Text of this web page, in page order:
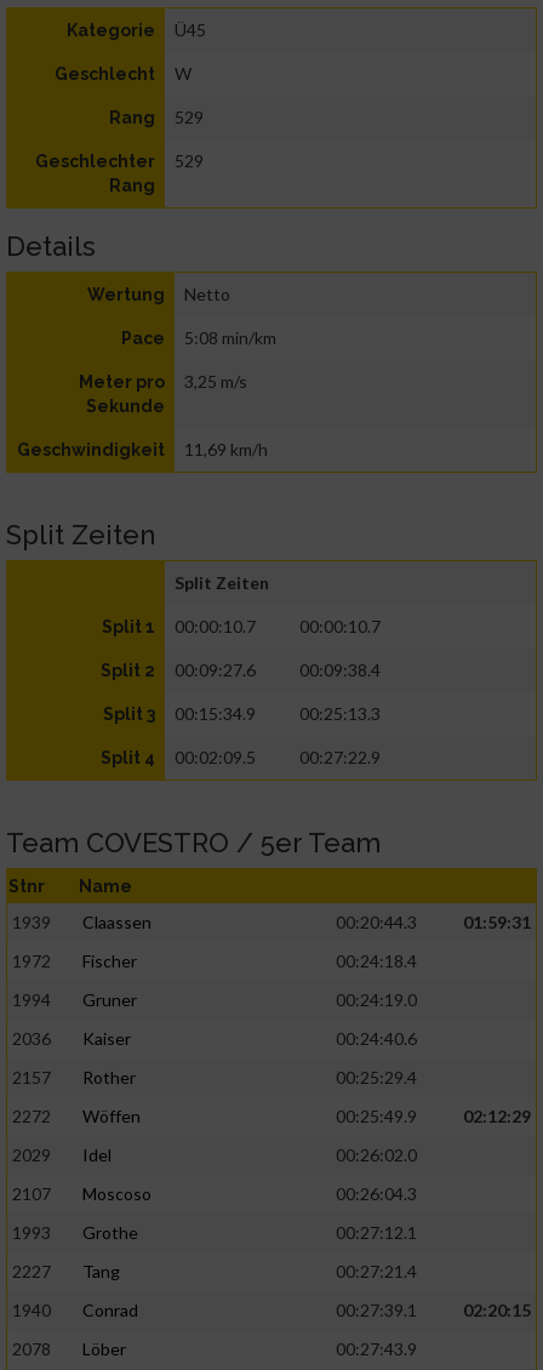
Kategorie Ü45
Geschlecht W
Rang 529
Geschlechter
Rang
529
Details
Wertung Netto
Pace 5:08 min/km
Meter pro
Sekunde
3,25 m/s
Geschwindigkeit 11,69 km/h
Split Zeiten
Split Zeiten
Split 1 00:00:10.7 00:00:10.7
Split 2 00:09:27.6 00:09:38.4
Split 3 00:15:34.9 00:25:13.3
Split 4 00:02:09.5 00:27:22.9
Team COVESTRO / 5er Team
Stnr Name
1939 Claassen 00:20:44.3
01:59:31
1972
Fischer
00:24:18.4
1994
Gruner
00:24:19.0
2036
Kaiser
00:24:40.6
2157
Rother
00:25:29.4
2272
Wöffen 00:25:49.9
02:12:29
2029
Idel
00:26:02.0
2107
Moscoso
00:26:04.3
1993
Grothe
00:27:12.1
2227
Tang
00:27:21.4
1940
Conrad 00:27:39.1
02:20:15
2078
Löber
00:27:43.9